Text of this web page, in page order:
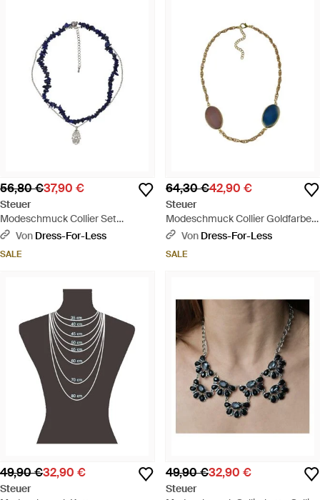
56,80 €37,90 €
Steuer
Modeschmuck Collier Set
Lapislazuli-Splitterkette Und
Von Dress-For-Less
SALE
64,30 €42,90 €
Steuer
Modeschmuck Collier Goldfarben
Mit 2 Achatscheiben Braun Und
Von Dress-For-Less
SALE
49,90 €32,90 €
Steuer
49,90 €32,90 €
Steuer